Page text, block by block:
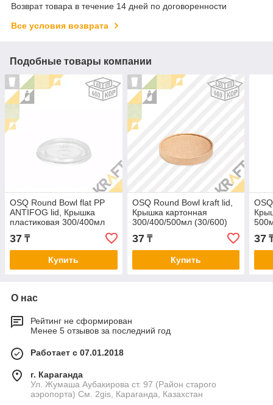
Возврат товара в течение 14 дней по договоренности
Все условия возврата
Подобные товары компании
OSQ Round Bowl flat PP
ANTIFOG lid, Крышка
пластиковая 300/400мл
37 ₸
Купить
OSQ Round Bowl kraft lid,
Крышка картонная
300/400/500мл (30/600)
37₸
Купить
37
О нас
Рейтинг не сформирован
Менее 5 отзывов за последний год
Работает с 07.01.2018
г. Караганда
Ул. Жумаша Аубакирова ст. 97 (Район старого
аэропорта) См. 2gis, Караганда, Казахстан